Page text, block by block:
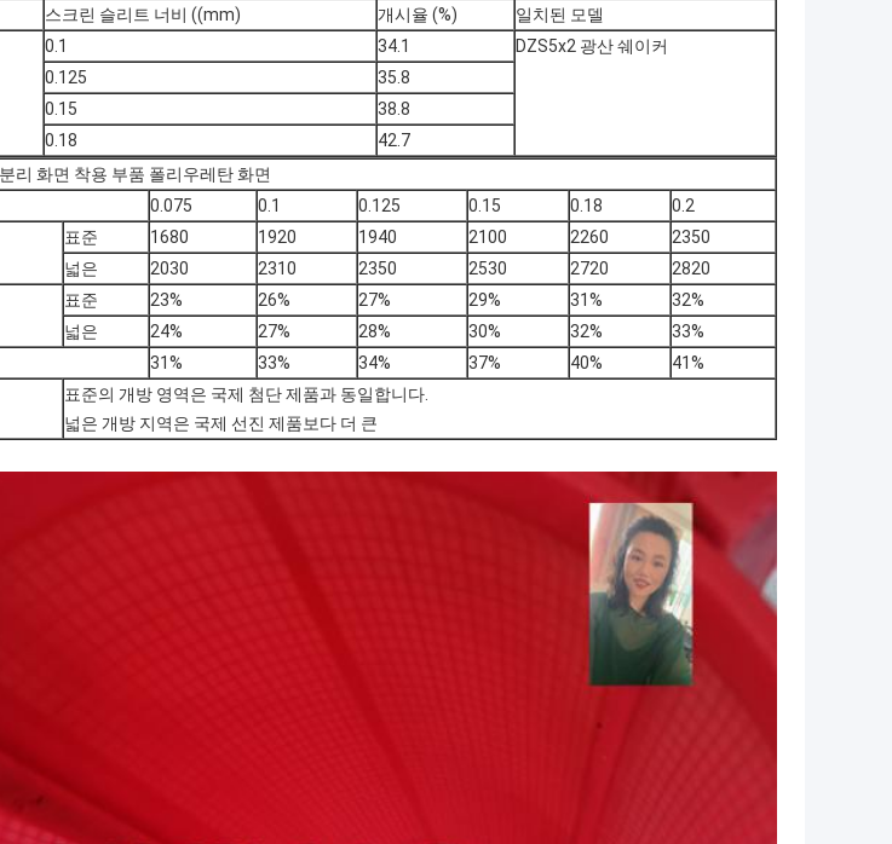
스크린 슬리트 너비 ((mm) 개시율 (%)
일치된 모델
0.1 34.1
DZS5x2 광산 쉐이커
0.125
35.8
0.15
38.8
0.18
42.7
리 화면 착용 부품 폴리우레탄 화면
0.075 0.1 0.125 0.15 0.18
0.2
표준 1680 1920 1940 2100 2260
2350
넓은
2030 2310 2350 2530 2720
2820
표준 23% 26% 27% 29% 31%
32%
넓은
24% 27% 28% 30% 32%
33%
31% 33% 34% 37% 40%
41%
표준의 개방 영역은 국제 첨단 제품과 동일합니다.
넓은 개방 지역은 국제 선진 제품보다 더 큰